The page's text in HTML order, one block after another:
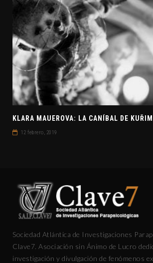
KLARA MAUEROVA: LA CANÍBAL DE KUŘIM
12 febrero, 2019
Sociedad Atlántica de Investigaciones
Clave7. Asociación sin Ánimo de Lucro
investigación y divulgación de fenómenos